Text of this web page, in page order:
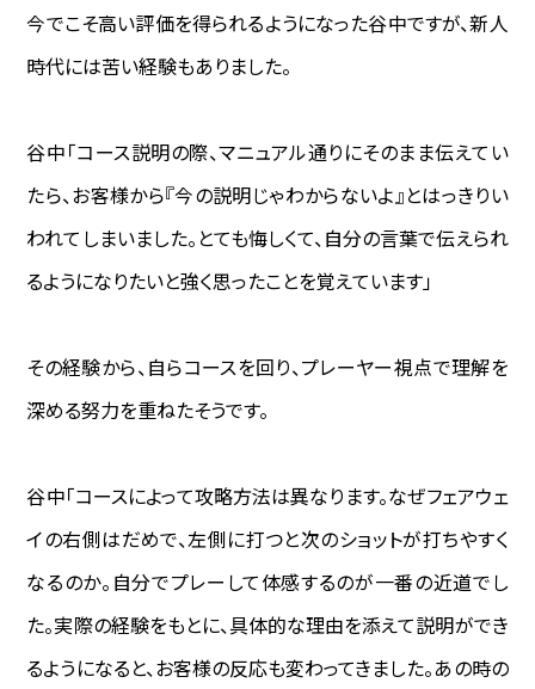
今でこそ高い評価を得られるようになった谷中ですが、新人
時代には苦い経験もありました。
谷中―――「コース説明の際、マニュアル通りにそのまま伝えてい
たら、お客様から『今の説明じゃわからないよ』とはっきりい
われてしまいました。とても悔しくて、自分の言葉で伝えられ
るようになりたいと強く思ったことを覚えています」
その経験から、自らコースを回り、プレーヤー視点で理解を
深める努力を重ねたそうです。
谷中―――「コースによって攻略方法は異なります。なぜフェアウェ
イの右側はだめで、左側に打つと次のショットが打ちやすく
なるのか。自分でプレーして体感するのが一番の近道でし
た。実際の経験をもとに、具体的な理由を添えて説明ができ
るようになると、お客様の反応も変わってきました。あの時の